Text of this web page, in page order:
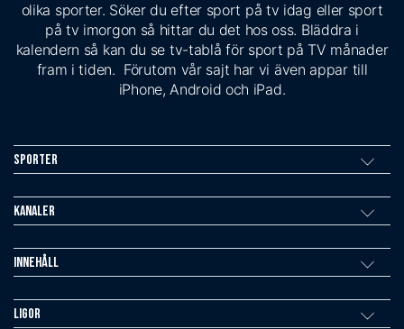
olika sporter. Söker du efter sport på tv idag eller sport
på tv imorgon så hittar du det hos oss. Bläddra i
kalendern så kan du se tv-tablå för sport på TV månader
fram i tiden. Förutom vår sajt har vi även appar till
iPhone, Android och iPad.
Sporter
Kanaler
Innehåll
Ligor